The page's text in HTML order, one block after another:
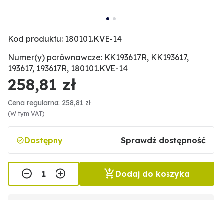
Kod produktu: 180101.KVE-14
Numer(y) porównawcze: KK193617R, KK193617,
193617, 193617R, 180101.KVE-14
258,81 zł
Cena regularna: 258,81 zł
(W tym VAT)
Dostępny Sprawdź dostępność
Dodaj do koszyka